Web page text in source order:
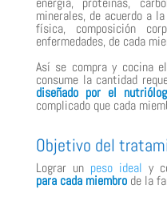
minerales, de acuerdo a
física, composición
enfermedades, de cada
Así se compra y cocina
consume la cantidad
diseñado por el
complicado que cada
Objetivo del
Lograr un peso ideal y
para cada miembrode la